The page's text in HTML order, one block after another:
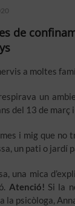
de
a moltes
un
del 13 de
i mig que no
un pati o jardí
una mica
Atenció! Si la
la psicòloga,